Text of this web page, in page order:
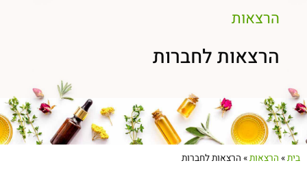
הרצאות
הרצאות לחברות
בית» הרצאות» הרצאות לחברות